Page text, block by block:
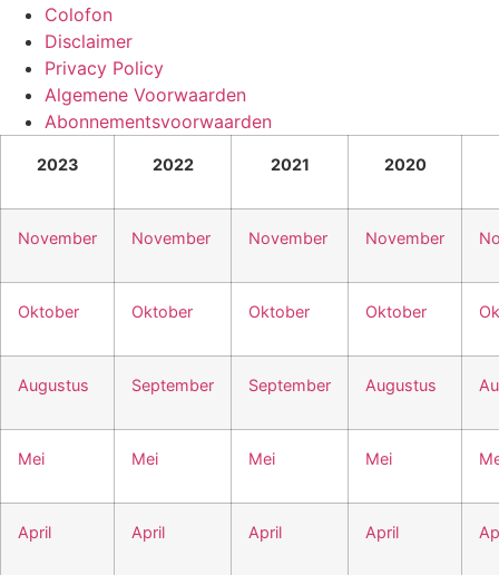
Colofon
Disclaimer
Privacy Policy
Algemene Voorwaarden
Abonnementsvoorwaarden
2023 2022 2021 2020
November November November November
Oktober Oktober Oktober Oktober
Augustus September September Augustus
Mei Mei Mei Mei
April April April April